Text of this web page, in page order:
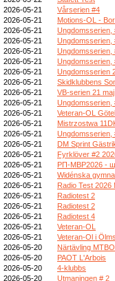
2026-05-21
Vårserien #4
2026-05-21
Motions-OL -
2026-05-21
Ungdomsserien,
2026-05-21
Ungdomsserien,
2026-05-21
Ungdomsserien,
2026-05-21
Ungdomsserien,
2026-05-21
Ungdomsserien
2026-05-21
Skidklubbens
2026-05-21
VB-serien 21
2026-05-21
Ungdomsserien,
2026-05-21
Veteran-OL
2026-05-21
Mistrzostwa
2026-05-21
Ungdomsserien,
2026-05-21
DM Sprint
2026-05-21
Fyrklöver #2
2026-05-21
РП-МВР2026 -
2026-05-21
Widénska
2026-05-21
Radio Test 2026
2026-05-21
Radiotest 2
2026-05-21
Radiotest 2
2026-05-21
Radiotest 4
2026-05-21
Veteran-OL
2026-05-21
Veteran-Ol i
2026-05-20
Närtävling MTBO
2026-05-20
PAOT L'Arbois
2026-05-20
4-klubbs
2026-05-20
Utmaningen # 2